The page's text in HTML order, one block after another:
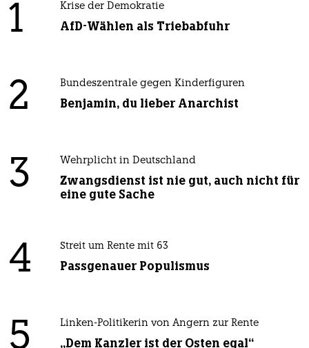
1 Krise der Demokratie
AfD-Wählen als Triebabfuhr
2 Bundeszentrale gegen Kinderfiguren
Benjamin, du lieber Anarchist
3 Wehrplicht in Deutschland
Zwangsdienst ist nie gut, auch nicht für
eine gute Sache
4 Streit um Rente mit 63
Passgenauer Populismus
5 Linken-Politikerin von Angern zur Rente
„Dem Kanzler ist der Osten egal“